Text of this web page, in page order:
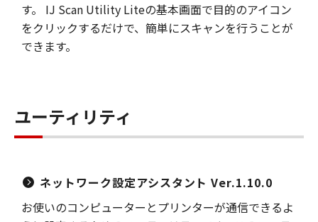
す。 IJ Scan Utility Liteの基本画面で目的のアイコン
をクリックするだけで、簡単にスキャンを行うことが
できます。
ユーティリティ
ネットワーク設定アシスタント Ver.1.10.0
お使いのコンピューターとプリンターが通信できるよ